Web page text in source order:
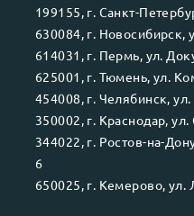
199155, г. Санкт-
630084, г. Новосибирск,
614031 , г. Пермь, ул.
625001 , г. Тюмень, ул.
454008, г. Челябинск, ул.
350002, г. Краснодар, ул.
344022, г. Ростов-на-
6
650025, г. Кемерово, ул.